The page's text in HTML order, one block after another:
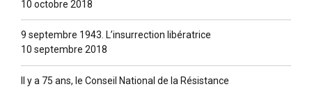
10 octobre 2018
9 septembre 1943. L’insurrection libératrice
10 septembre 2018
Il y a 75 ans, le Conseil National de la Résistance